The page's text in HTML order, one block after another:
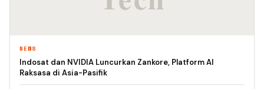
NEWS
Indosat dan NVIDIA Luncurkan Zankore, Platform AI
Raksasa di Asia-Pasifik